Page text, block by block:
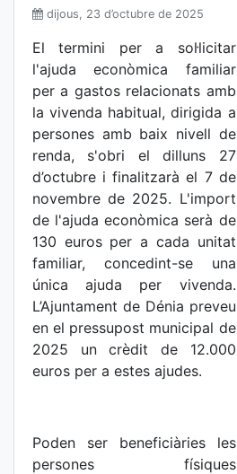
dijous, 23 d’octubre de 2025
El termini per a sol·licitar
l'ajuda econòmica familiar
per a gastos relacionats amb
la vivenda habitual, dirigida a
persones amb baix nivell de
renda, s'obri el dilluns 27
d’octubre i finalitzarà el 7 de
novembre de 2025. L'import
de l'ajuda econòmica serà de
130 euros per a cada unitat
familiar, concedint-se una
única ajuda per vivenda.
L’Ajuntament de Dénia preveu
en el pressupost municipal de
2025 un crèdit de 12.000
euros per a estes ajudes.
Poden ser beneficiàries les
persones físiques